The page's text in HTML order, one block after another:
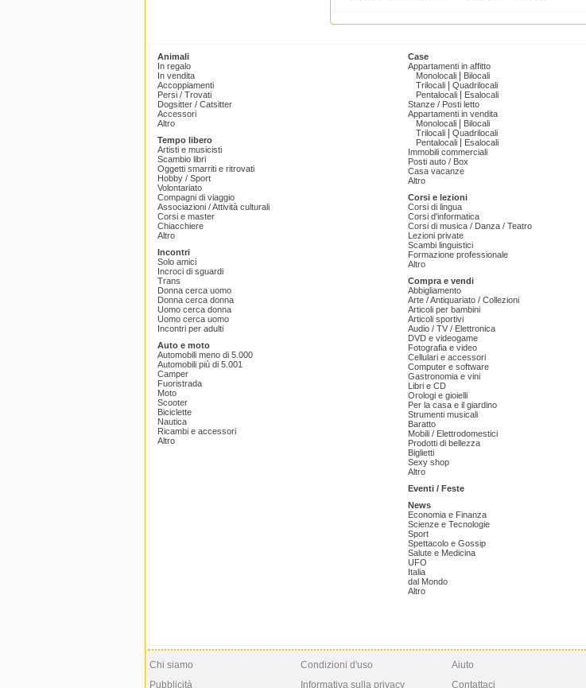
Animali
In regalo
In vendita
Accoppiamenti
Persi / Trovati
Dogsitter / Catsitter
Accessori
Altro
Tempo libero
Artisti e musicisti
Scambio libri
Oggetti smarriti e ritrovati
Hobby / Sport
Volontariato
Compagni di viaggio
Associazioni / Attività culturali
Corsi e master
Chiacchiere
Altro
Incontri
Solo amici
Incroci di sguardi
Trans
Donna cerca uomo
Donna cerca donna
Uomo cerca donna
Uomo cerca uomo
Incontri per adulti
Auto e moto
Automobili meno di 5.000
Automobili più di 5.001
Camper
Fuoristrada
Moto
Scooter
Biciclette
Nautica
Ricambi e accessori
Altro
Case
Appartamenti in affitto
Monolocali
Bilocali
Trilocali
Quadrilocali
Pentalocali
Esalocali
Stanze / Posti letto
Appartamenti in vendita
Monolocali
Bilocali
Trilocali
Quadrilocali
Pentalocali
Esalocali
Immobili commerciali
Posti auto / Box
Casa vacanze
Altro
Corsi e lezioni
Corsi di lingua
Corsi d'informatica
Corsi di musica / Danza / Teatro
Lezioni private
Scambi linguistici
Formazione professionale
Altro
Compra e vendi
Abbigliamento
Arte / Antiquariato / Collezioni
Articoli per bambini
Articoli sportivi
Audio / TV / Elettronica
DVD e videogame
Fotografia e video
Cellulari e accessori
Computer e software
Gastronomia e vini
Libri e CD
Orologi e gioielli
Per la casa e il giardino
Strumenti musicali
Baratto
Mobili / Elettrodomestici
Prodotti di bellezza
Biglietti
Sexy shop
Altro
Eventi / Feste
News
Economia e Finanza
Scienze e Tecnologie
Sport
Spettacolo e Gossip
Salute e Medicina
UFO
Italia
dal Mondo
Altro
Chi siamo
Pubblicità
Condizioni d'uso
Informativa sulla privacy
Aiuto
Contattaci